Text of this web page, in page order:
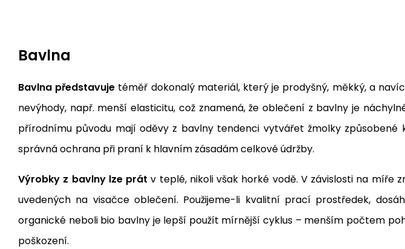
Bavlna
Bavlna představuje téměř dokonalý materiál, který je prodyšný, měkký, a
nevýhody, např. menší elasticitu, což znamená, že oblečení z bavlny je
přírodnímu původu mají oděvy z bavlny tendenci vytvářet žmolky
správná ochrana při praní k hlavním zásadám celkové údržby.
Výrobky z bavlny lze prát v teplé, nikoli však horké vodě. V závislosti na míře
uvedených na visačce oblečení. Použijeme-li kvalitní prací prostředek,
organické neboli bio bavlny je lepší použít mírnější cyklus – menším počtem
poškození.